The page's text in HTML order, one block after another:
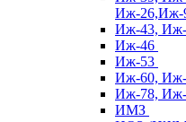
Иж-26,Иж-
Иж-43,
Иж-46
Иж-53
Иж-60, Иж-
Иж-78, Иж-
ИМЗ